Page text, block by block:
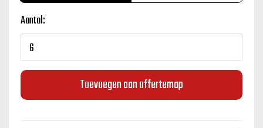
Aantal:
Toevoegen aan offertemap